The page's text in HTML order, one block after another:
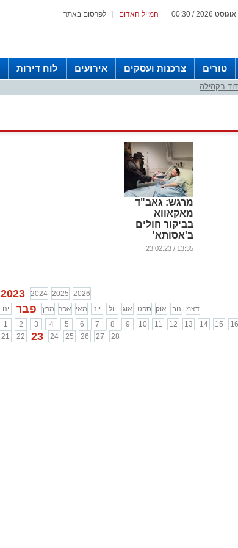
לפרסום באתר המייל האדום
טורים צרכנות ועסקים אירועים לוח דירות
בקהילה
מרגש: גאב"ד
מאקאווא
בביקור חולים
ב'אסותא'
...
13:35 / 23.02.23
2023 2024 2025 2026
ינו
פבר מרץ אפר מאי יונ יול אוג ספט אוק נוב
דצמ
1
2 3 4 5 6 7 8 9 10 11 12 13 14 15 16
21
22 23 24 25 26 27 28